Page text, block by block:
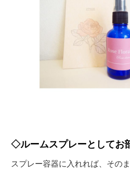
◇ルームスプレーとしてお
スプレー容器に入れれば、その